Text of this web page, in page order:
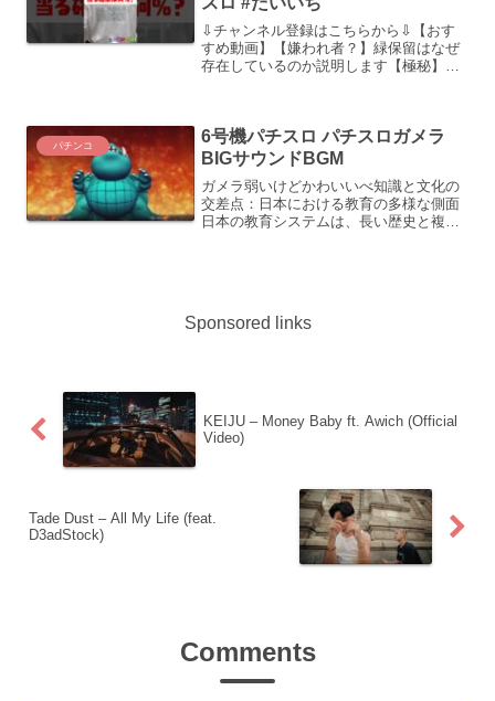
⇩チャンネル登録はこちらから⇩【おす
すめ動画】【嫌われ者？】緑保留はなぜ
存在しているのか説明します【極秘】一
説】閉店1分前でも絶...
パチンコ
6号機パチスロ パチスロガメラ
BIGサウンドBGM
ガメラ弱いけどかわいいべ知識と文化の
交差点：日本における教育の多様な側面
日本の教育システムは、長い歴史と複雑
Sponsored links
KEIJU – Money Baby ft. Awich (Official
Video)
Tade Dust – All My Life (feat. ​
D3adStock)
Comments